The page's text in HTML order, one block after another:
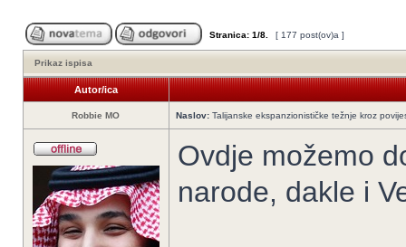
Stranica: 1/8 [ 177 post(ov)a ]
Prikaz ispisa
Autor/ica
Robbie MO Naslov: Talijanske ekspanzionističke težnje kroz
Ovdje možemo
narode, dakle i